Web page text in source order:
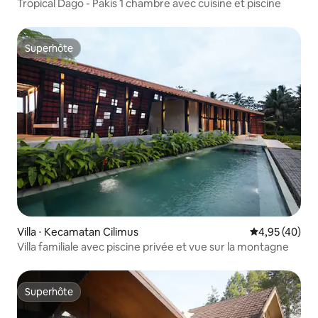
Tropical Dago - Pakis 1 chambre avec cuisine et piscine
Superhôte
Superhôte
Villa ⋅ Kecamatan Cilimus Évaluation
4,95 (40)
Villa familiale avec piscine privée et vue sur la montagne
Superhôte
Superhôte